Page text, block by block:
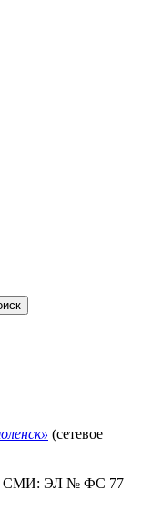
(сетевое
СМИ: ЭЛ № ФС 77 –